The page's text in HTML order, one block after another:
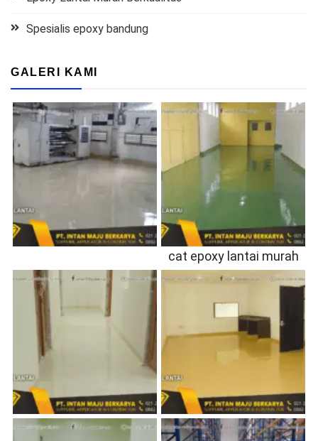
Spesialis epoxy bandung
GALERI KAMI
cat epoxy lantai murah